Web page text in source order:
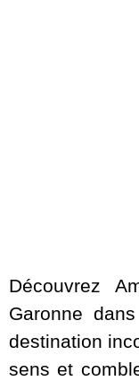
Découvrez
Garonne
destination
sens et